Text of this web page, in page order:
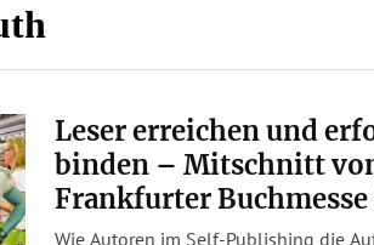
Leser erreichen und
binden – Mitschnitt
Frankfurter Buchmesse
Wie Autoren im Self-Publishing die